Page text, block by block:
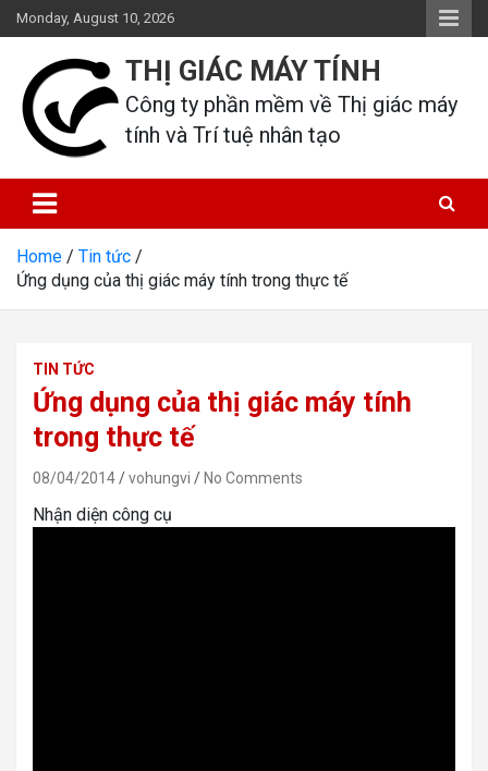
Skip
to
content
Monday, August 10, 2026
THỊ GIÁC MÁY TÍNH
Công ty phần mềm về Thị giác máy
tính và Trí tuệ nhân tạo
Home
Tin tức
Ứng dụng của thị giác máy tính trong thực tế
TIN TỨC
Ứng dụng của thị giác máy tính
trong thực tế
08/04/2014 vohungvi No Comments
Nhận diện công cụ